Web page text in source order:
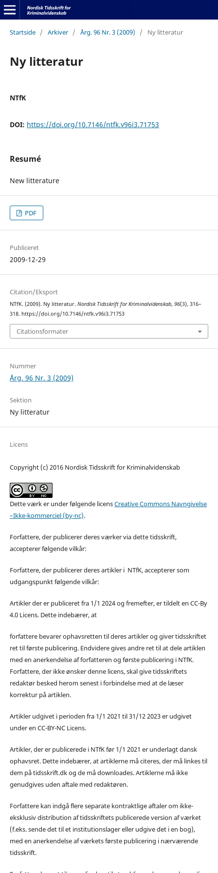
Startside / Arkiver / Årg. 96 Nr. 3 (2009) / Ny litteratur
Ny litteratur
NTfK
DOI: https://doi.org/10.7146/ntfk.v96i3.71753
Resumé
New litterature
PDF
Publiceret
2009-12-29
Citation/Eksport
NTfK. (2009). Ny litteratur. Nordisk Tidsskrift for Kriminalvidenskab, 96(3), 316–
318. https://doi.org/10.7146/ntfk.v96i3.71753
Citationsformater
Nummer
Årg. 96 Nr. 3 (2009)
Sektion
Ny litteratur
Licens
Copyright (c) 2016 Nordisk Tidsskrift for Kriminalvidenskab
Dette værk er under følgende licensCreative Commons Navngivelse
–Ikke-kommerciel (by-nc).
Forfattere, der publicerer deres værker via dette tidsskrift,
accepterer følgende vilkår:
Forfattere, der publicerer deres artikler i NTfK, accepterer som
udgangspunkt følgende vilkår:
Artikler der er publiceret fra 1/1 2024 og fremefter, er tildelt en CC-By
4.0 Licens. Dette indebærer, at
forfattere bevarer ophavsretten til deres artikler og giver tidsskriftet
ret til første publicering. Endvidere gives andre ret til at dele artiklen
med en anerkendelse af forfatteren og første publicering i NTfK.
Forfattere, der ikke ønsker denne licens, skal give tidsskriftets
redaktør besked herom senest i forbindelse med at de læser
korrektur på artiklen.
Artikler udgivet i perioden fra 1/1 2021 til 31/12 2023 er udgivet
under en CC-BY-NC Licens.
Artikler, der er publicerede i NTfK før 1/1 2021 er underlagt dansk
ophavsret. Dette indebærer, at artiklerne må citeres, der må linkes til
dem på tidsskrift.dk og de må downloades. Artiklerne må ikke
genudgives uden aftale med redaktøren.
Forfattere kan indgå flere separate kontraktlige aftaler om ikke-
eksklusiv distribution af tidsskriftets publicerede version af værket
(f.eks. sende det til et institutionslager eller udgive det i en bog),
med en anerkendelse af værkets første publicering i nærværende
tidsskrift.